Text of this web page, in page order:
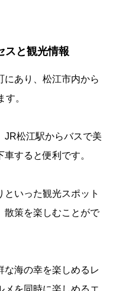
スと観光情報
にあり、松江市内から
。
JR松江駅からバスで美
すると便利です。
といった観光スポット
散策を楽しむことがで
な海の幸を楽しめるレ
メを同時に楽しめるエ